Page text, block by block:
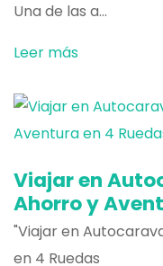
Una de las a...
Leer más
Viajar en
Ahorro y
"Viajar en
en 4 Ruedas